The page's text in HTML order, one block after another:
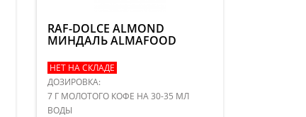
RAF-DOLCE ALMOND
МИНДАЛЬ ALMAFOOD
НЕТ НА СКЛАДЕ
ДОЗИРОВКА:
7 Г МОЛОТОГО КОФЕ НА 30-35 МЛ
ВОДЫ